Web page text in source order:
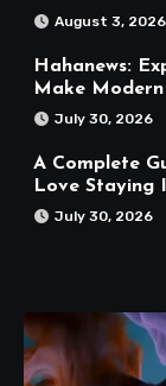
August 3, 2026
Hahanews:
Make
July 30, 2026
A Complete
Love Staying
July 30, 2026